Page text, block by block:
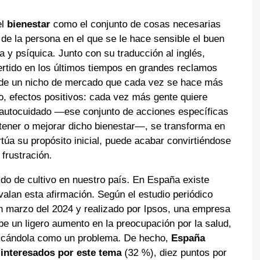
bienestarcomo el conjunto de cosas necesarias
la persona en el que se le hace sensible el buen
y psíquica. Junto con su traducción al inglés,
en los últimos tiempos en grandes reclamos
un nicho de mercado que cada vez se hace más
efectos positivos: cada vez más gente quiere
—ese conjunto de acciones específicas
o mejorar dicho bienestar—, se transforma en
su propósito inicial, puede acabar convirtiéndose
frustración.
de cultivo en nuestro país. En España existe
esta afirmación. Según el estudio periódico
marzo del 2024 y realizado por Ipsos, una empresa
un ligero aumento en la preocupación por la salud,
como un problema. De hecho, España
por este tema(32 %), diez puntos por